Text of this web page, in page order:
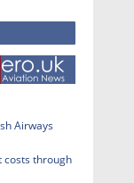
Airways
costs through